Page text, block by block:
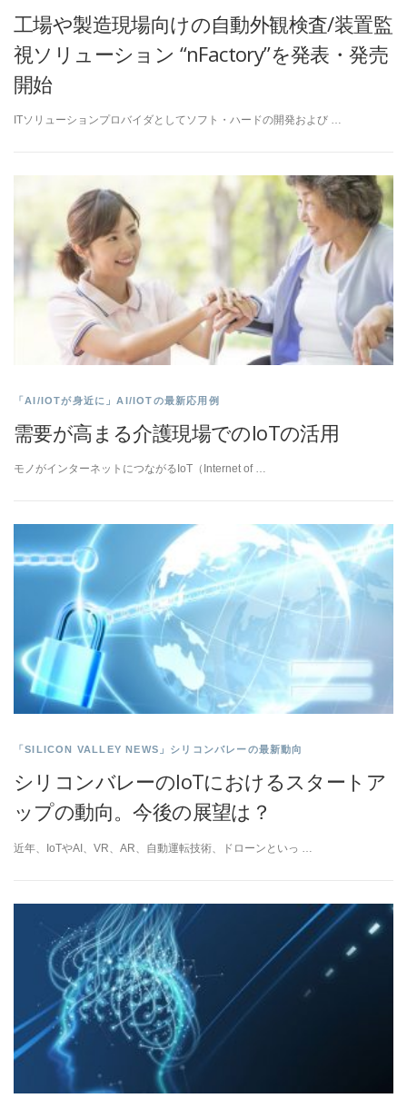
工場や製造現場向けの自動外観検査/装置監
視ソリューション “nFactory”を発表・発売
開始
ITソリューションプロバイダとしてソフト・ハードの開発および …
「AI/IOTが身近に」AI/IOTの最新応用例
需要が高まる介護現場でのIoTの活用
モノがインターネットにつながるIoT（Internet of …
「SILICON VALLEY NEWS」シリコンバレーの最新動向
シリコンバレーのIoTにおけるスタートア
ップの動向。今後の展望は？
近年、IoTやAI、VR、AR、自動運転技術、ドローンといっ …